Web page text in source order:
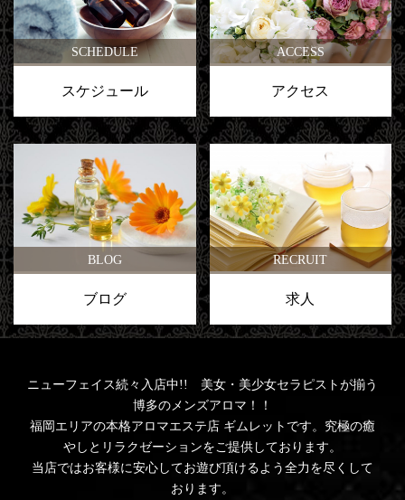
SCHEDULE
スケジュール
ACCESS
アクセス
BLOG
ブログ
RECRUIT
求人
ニューフェイス続々入店中!! 美女・美少女セラピストが揃う
博多のメンズアロマ！！
福岡エリアの本格アロマエステ店 ギムレットです。究極の癒
やしとリラクゼーションをご提供しております。
当店ではお客様に安心してお遊び頂けるよう全力を尽くして
おります。